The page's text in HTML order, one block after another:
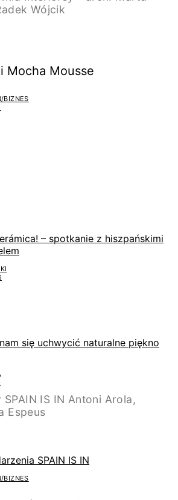
Mocha Mousse
BIZNES
– spotkanie z hiszpańskimi
się uchwycić naturalne piękno
SPAIN IS IN
BIZNES